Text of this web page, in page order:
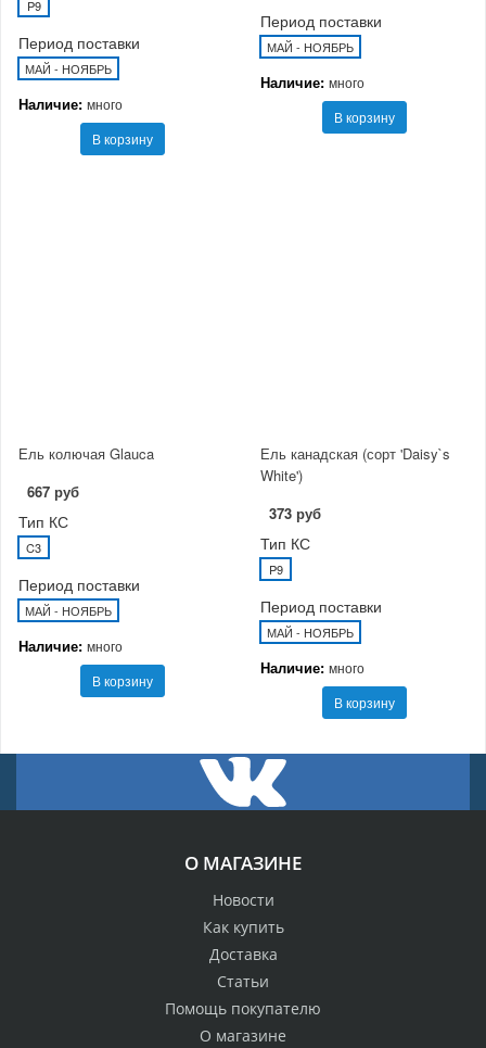
P9
Период поставки
МАЙ - НОЯБРЬ
Наличие: много
В корзину
Период поставки
МАЙ - НОЯБРЬ
Наличие: много
В корзину
Ель колючая Glauca
667 руб
Тип КС
C3
Период поставки
МАЙ - НОЯБРЬ
Наличие: много
В корзину
Ель канадская (сорт 'Daisy`s
White')
373 руб
Тип КС
P9
Период поставки
МАЙ - НОЯБРЬ
Наличие: много
В корзину
О МАГАЗИНЕ
Новости
Как купить
Доставка
Статьи
Помощь покупателю
О магазине